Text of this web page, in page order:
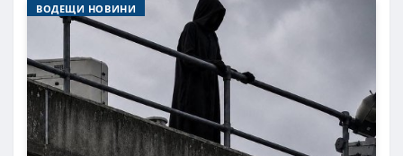
ВОДЕЩИ НОВИНИ